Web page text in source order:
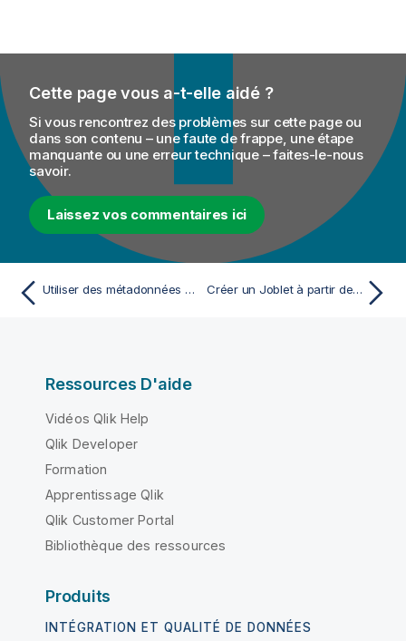
Cette page vous a-t-elle aidé ?
Si vous rencontrez des problèmes sur cette page ou
dans son contenu – une faute de frappe, une étape
manquante ou une erreur technique – faites-le-nous
savoir.
Laissez vos commentaires ici
Utiliser des métadonnées REST avec des Jobs et des Routes Créer un Joblet à partir de rien
Ressources D'aide
Vidéos Qlik Help
Qlik Developer
Formation
Apprentissage Qlik
Qlik Customer Portal
Bibliothèque des ressources
Produits
INTÉGRATION ET QUALITÉ DE DONNÉES